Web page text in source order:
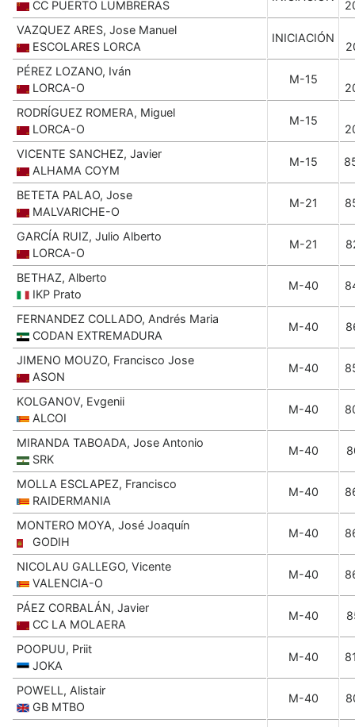
CC PUERTO LUMBRERAS
VAZQUEZ ARES, Jose Manuel
ESCOLARES LORCA
INICIACIÓN
PÉREZ LOZANO, Iván
LORCA-O
M-15
RODRÍGUEZ ROMERA, Miguel
LORCA-O
M-15
VICENTE SANCHEZ, Javier
ALHAMA COYM
M-15
BETETA PALAO, Jose
MALVARICHE-O
M-21
GARCÍA RUIZ, Julio Alberto
LORCA-O
M-21
BETHAZ, Alberto
IKP Prato
M-40
FERNANDEZ COLLADO, Andrés Maria
CODAN EXTREMADURA
M-40
JIMENO MOUZO, Francisco Jose
ASON
M-40
KOLGANOV, Evgenii
ALCOI
M-40
MIRANDA TABOADA, Jose Antonio
SRK
M-40
MOLLA ESCLAPEZ, Francisco
RAIDERMANIA
M-40
MONTERO MOYA, José Joaquín
GODIH
M-40
NICOLAU GALLEGO, Vicente
VALENCIA-O
M-40
PÁEZ CORBALÁN, Javier
CC LA MOLAERA
M-40
POOPUU, Priit
JOKA
M-40
POWELL, Alistair
GB MTBO
M-40